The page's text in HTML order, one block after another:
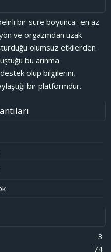
bir süre boyunca -en az
ve orgazmdan uzak
olumsuz etkilerden
bu arınma
olup bilgilerini,
bir platformdur.
3
74